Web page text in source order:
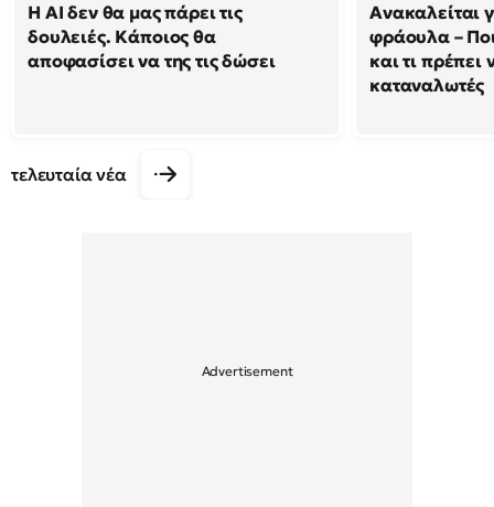
Η AI δεν θα μας πάρει τις
δουλειές. Κάποιος θα
αποφασίσει να της τις δώσει
Ανακαλείται
φράουλα –
και τι πρέπει
καταναλωτές
τελευταία νέα